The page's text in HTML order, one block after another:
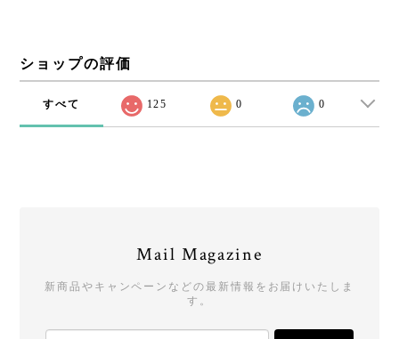
ショップの評価
すべて 125 0 0
Mail Magazine
新商品やキャンペーンなどの最新情報をお届けいたしま
す。